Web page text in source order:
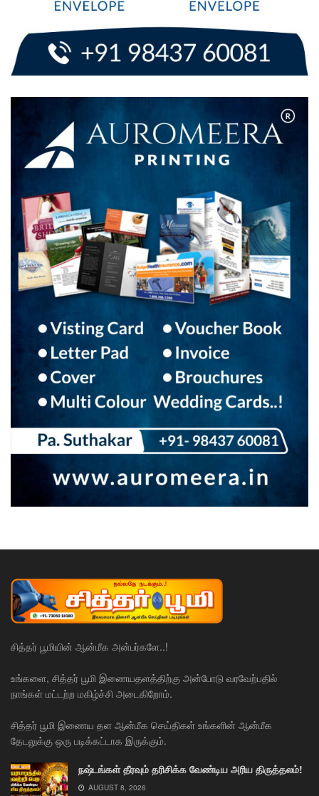
சித்தர் பூமியின் ஆன்மீக அன்பர்களே..!
உங்களை, சித்தர் பூமி இணையதளத்திற்கு அன்போடு வரவேற்பதில்
நாங்கள் மட்டற்ற மகிழ்ச்சி அடைகிறோம்.
சித்தர் பூமி இணைய தள ஆன்மீக செய்திகள் உங்களின் ஆன்மீக
தேடலுக்கு ஒரு படிக்கட்டாக இருக்கும்.
நஷ்டங்கள் தீரவும் தரிசிக்க வேண்டிய அரிய திருத்தலம்!
AUGUST 8, 2026